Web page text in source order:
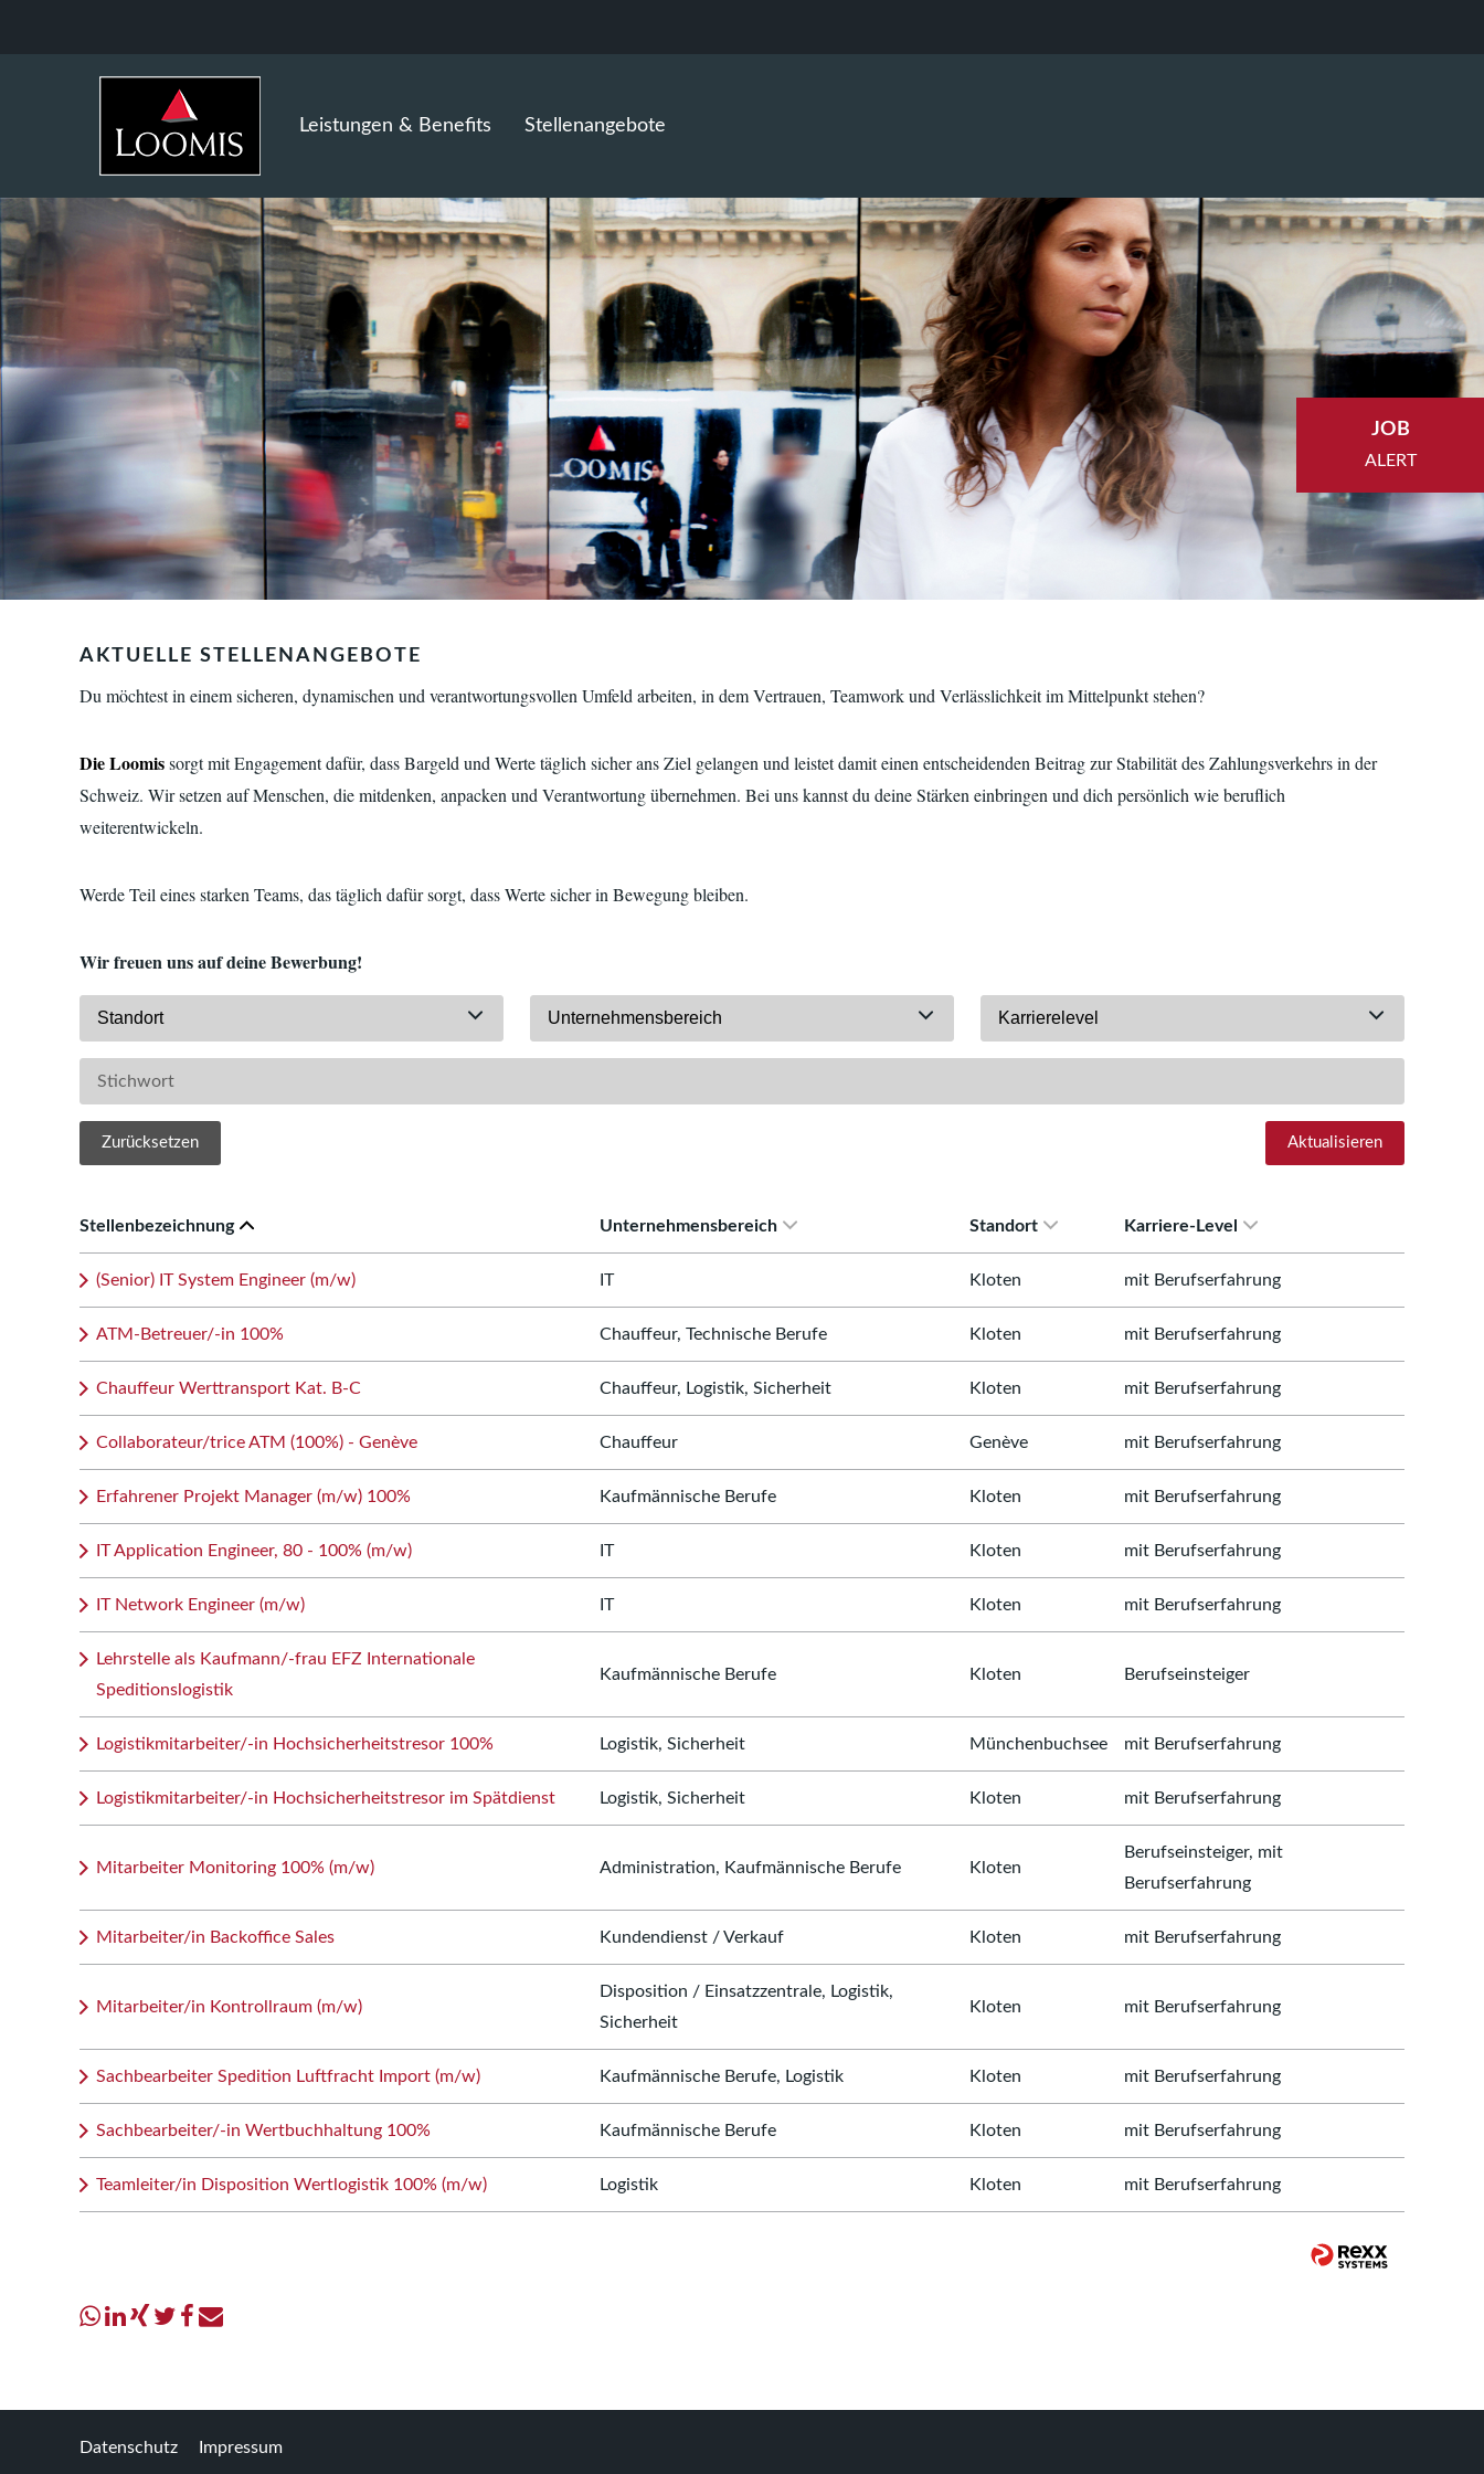
Stellenangebote
Leistungen & Benefits
AKTUELLE STELLENANGEBOTE
Du möchtest in einem sicheren, dynamischen und verantwortungsvollen Umfeld arbeiten, in dem Vertrauen, Teamwork und Verlässlichkeit im Mittelpunkt stehen?
Die Loomissorgt mit Engagement dafür, dass Bargeld und Werte täglich sicher ans Ziel gelangen und leistet damit einen entscheidenden Beitrag zur Stabilität des Zahlungsverkehrs in der
Schweiz. Wir setzen auf Menschen, die mitdenken, anpacken und Verantwortung übernehmen. Bei uns kannst du deine Stärken einbringen und dich persönlich wie beruflich
weiterentwickeln.
Werde Teil eines starken Teams, das täglich dafür sorgt, dass Werte sicher in Bewegung bleiben.
Wir freuen uns auf deine Bewerbung!
Standort Unternehmensbereich Karrierelevel
Zurücksetzen Aktualisieren
Stellenbezeichnung Unternehmensbereich Standort Karriere-Level
(Senior) IT System Engineer (m/w) IT Kloten mit Berufserfahrung
ATM-Betreuer/-in 100% Chauffeur, Technische Berufe Kloten mit Berufserfahrung
Chauffeur Werttransport Kat. B-C Chauffeur, Logistik, Sicherheit Kloten mit Berufserfahrung
Collaborateur/trice ATM (100%) - Genève Chauffeur Genève mit Berufserfahrung
Erfahrener Projekt Manager (m/w) 100% Kaufmännische Berufe Kloten mit Berufserfahrung
IT Application Engineer, 80 - 100% (m/w) IT Kloten mit Berufserfahrung
IT Network Engineer (m/w) IT Kloten mit Berufserfahrung
Lehrstelle als Kaufmann/-frau EFZ Internationale
Speditionslogistik
Kaufmännische Berufe Kloten Berufseinsteiger
Logistikmitarbeiter/-in Hochsicherheitstresor 100% Logistik, Sicherheit Münchenbuchsee mit Berufserfahrung
Logistikmitarbeiter/-in Hochsicherheitstresor im Spätdienst Logistik, Sicherheit Kloten mit Berufserfahrung
Mitarbeiter Monitoring 100% (m/w) Administration, Kaufmännische Berufe Kloten
Berufseinsteiger, mit
Berufserfahrung
Mitarbeiter/in Backoffice Sales Kundendienst / Verkauf Kloten mit Berufserfahrung
Mitarbeiter/in Kontrollraum (m/w)
Disposition / Einsatzzentrale, Logistik,
Sicherheit
Kloten mit Berufserfahrung
Sachbearbeiter Spedition Luftfracht Import (m/w) Kaufmännische Berufe, Logistik Kloten mit Berufserfahrung
Sachbearbeiter/-in Wertbuchhaltung 100% Kaufmännische Berufe Kloten mit Berufserfahrung
Teamleiter/in Disposition Wertlogistik 100% (m/w) Logistik Kloten mit Berufserfahrung
JOB
ALERT
Datenschutz Impressum